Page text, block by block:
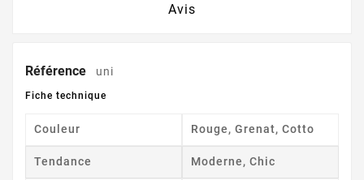
Avis
Référence uni
Fiche technique
Couleur Rouge, Grenat, Cotto
Tendance Moderne, Chic